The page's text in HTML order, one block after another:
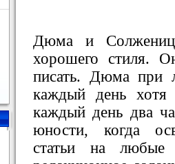
Дюма и
хорошего стиля.
писать. Дюма при
каждый день
каждый день два
юности, когда
статьи на